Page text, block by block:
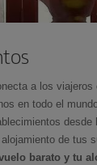
a los viajeros
en todo el
desde
de tus
barato y tu